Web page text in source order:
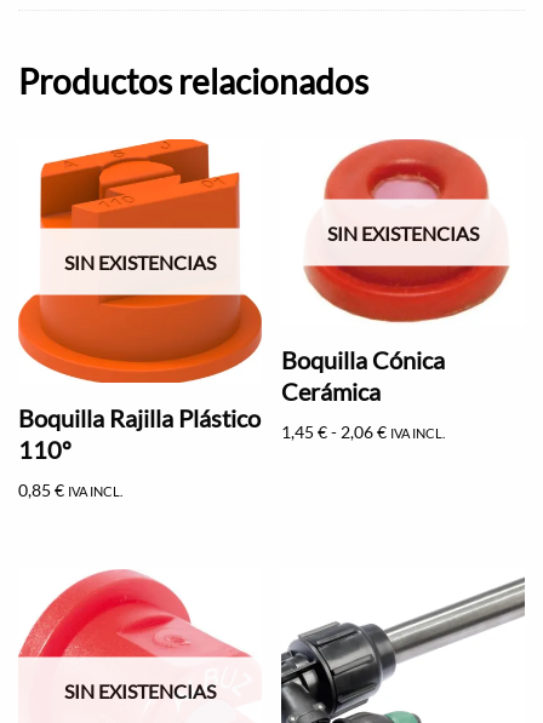
Productos relacionados
SIN EXISTENCIAS
Boquilla Rajilla Plástico
110º
0,85 € IVA INCL.
SIN EXISTENCIAS
Boquilla Cónica
Cerámica
1,45€- 2,06€ IVA INCL.
SIN EXISTENCIAS